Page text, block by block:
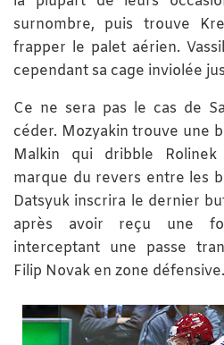
surnombre, puis trouve
frapper le palet aérien.
cependant sa cage inviolée
Ce ne sera pas le cas de
céder. Mozyakin trouve une
Malkin qui dribble
marque du revers entre les
Datsyuk inscrira le dernier
après avoir reçu une
interceptant une passe
Filip Novak en zone défensive.